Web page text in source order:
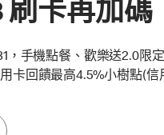
刷卡再加碼
，手機點餐、歡樂送2.0限
卡回饋最高4.5%小樹點(信